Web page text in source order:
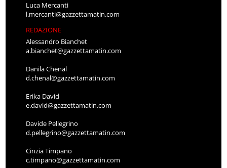
Luca Mercanti
l.mercanti@gazzettamatin.com
REDAZIONE
Alessandro Bianchet
a.bianchet@gazzettamatin.com
Danila Chenal
d.chenal@gazzettamatin.com
Erika David
e.david@gazzettamatin.com
Davide Pellegrino
d.pellegrino@gazzettamatin.com
Cinzia Timpano
c.timpano@gazzettamatin.com